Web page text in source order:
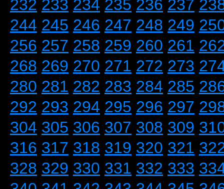
232 233 234 235 236 237
244 245 246 247 248 249
256 257 258 259 260 261
268 269 270 271 272 273
280 281 282 283 284 285
292 293 294 295 296 297
304 305 306 307 308 309
316 317 318 319 320 321
328 329 330 331 332 333